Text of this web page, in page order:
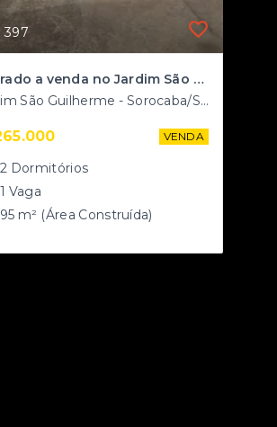
397
Sobrado a venda no Jardim São Guilherme
Jardim São Guilherme - Sorocaba/SP
VENDA
2 Dormitórios
1 Vaga
95 m² (Área Construída)